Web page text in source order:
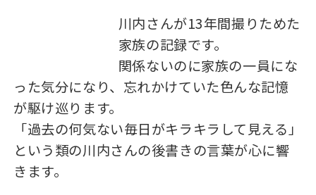
川内さんが13年間撮りためた
家族の記録です。
関係ないのに家族の一員にな
った気分になり、忘れかけていた色んな記憶
が駆け巡ります。
「過去の何気ない毎日がキラキラして見える」
という類の川内さんの後書きの言葉が心に響
きます。